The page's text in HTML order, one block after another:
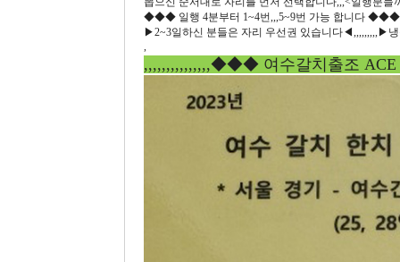
◆◆◆ 일행 4분부터 1~4번,,,5~9번 가능 합니다
▶2~3일하신 분들은 자리 우선권 있습니다◀,,,,,,,,,▶
,
,,,,,,,,,,,,,,,◆◆◆ 여수갈치출조